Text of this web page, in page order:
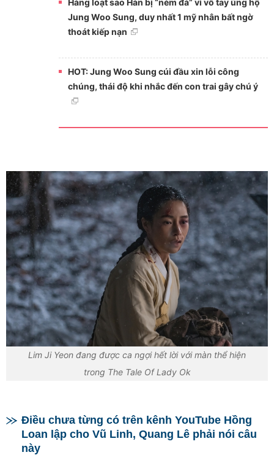
Hàng loạt sao Hàn bị “ném đá” vì vỗ tay ủng hộ
Jung Woo Sung, duy nhất 1 mỹ nhân bất ngờ
thoát kiếp nạn
HOT: Jung Woo Sung cúi đầu xin lỗi công
chúng, thái độ khi nhắc đến con trai gây chú ý
Lim Ji Yeon đang được ca ngợi hết lời với màn thể hiện
trong The Tale Of Lady Ok
Điều chưa từng có trên kênh YouTube Hồng
Loan lập cho Vũ Linh, Quang Lê phải nói câu
này